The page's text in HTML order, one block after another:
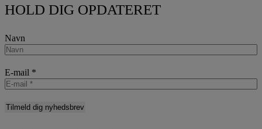
HOLD DIG OPDATERET
Navn
E-mail *